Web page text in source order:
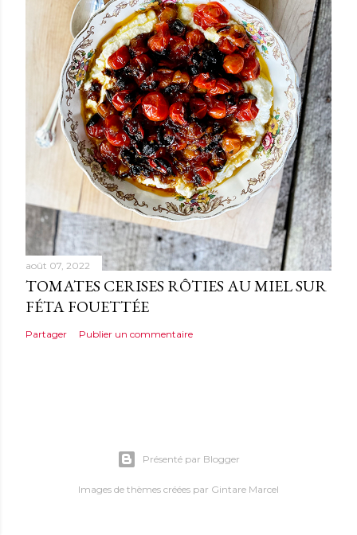
août 07, 2022
TOMATES CERISES RÔTIES AU MIEL SUR
FÉTA FOUETTÉE
Partager Publier un commentaire
Présenté par Blogger
Images de thèmes créées par Gintare Marcel